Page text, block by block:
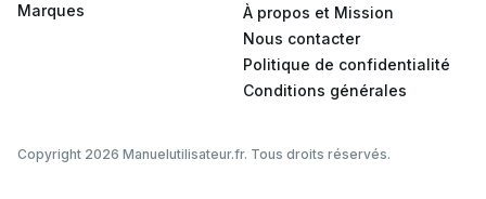
Marques
À propos et Mission
Nous contacter
Politique de confidentialité
Conditions générales
Copyright 2026 Manuelutilisateur.fr. Tous droits réservés.